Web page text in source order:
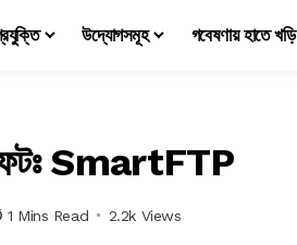
উদ্যোগসমূহ গবেষণায় হাতে খড়ি
SmartFTP
1 Mins Read 2.2k Views